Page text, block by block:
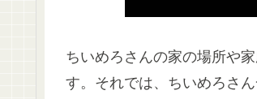
ちいめろさんの家の場所や
す。それでは、ちいめろさ